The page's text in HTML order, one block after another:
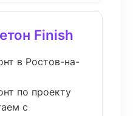
Finish
в Ростов-на-
по проекту
с